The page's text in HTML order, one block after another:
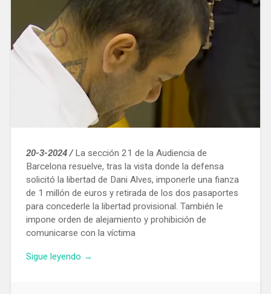
20-3-2024 /La sección 21 de la Audiencia de
Barcelona resuelve, tras la vista donde la defensa
solicitó la libertad de Dani Alves, imponerle una fianza
de 1 millón de euros y retirada de los dos pasaportes
para concederle la libertad provisional. También le
impone orden de alejamiento y prohibición de
comunicarse con la víctima
Sigue leyendo «Libertad
→